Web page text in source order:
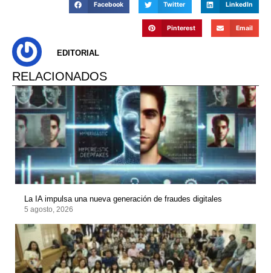
Facebook Twitter LinkedIn
Pinterest Email
EDITORIAL
RELACIONADOS
La IA impulsa una nueva generación de fraudes digitales
5 agosto, 2026